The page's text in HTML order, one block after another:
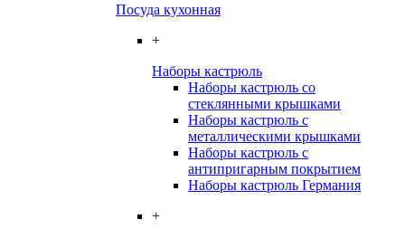
Посуда кухонная
+
Наборы кастрюль
Наборы кастрюль со
стеклянными крышками
Наборы кастрюль с
металлическими крышками
Наборы кастрюль с
антипригарным покрытием
Наборы кастрюль Германия
+